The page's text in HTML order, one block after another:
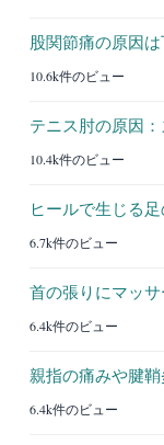
股関節痛の原因
10.6k件のビュー
テニス肘の原因：
10.4k件のビュー
ヒールで生じる足
6.7k件のビュー
首の張りにマッサ
6.4k件のビュー
親指の痛みや腱鞘
6.4k件のビュー